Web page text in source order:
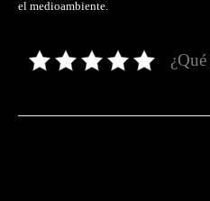
el medioambiente.